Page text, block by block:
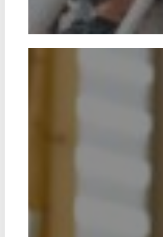
Bereit für die
Die publicon
professionelle
steigert. Die publicon
die Vernetzung von
zu publicon